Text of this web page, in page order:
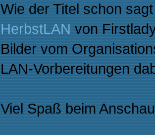
Wie der Titel schon
HerbstLAN von
Bilder vom
LAN-Vorbereitungen
Viel Spaß beim